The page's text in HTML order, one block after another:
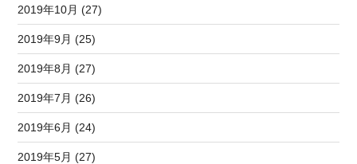
2019年10月 (27)
2019年9月 (25)
2019年8月 (27)
2019年7月 (26)
2019年6月 (24)
2019年5月 (27)